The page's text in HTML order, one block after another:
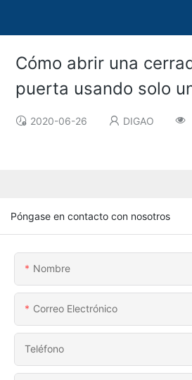
Cómo abrir una
puerta usando solo
2020-06-26 DIGAO
Póngase en contacto con nosotros
Nombre
Correo Electrónico
Teléfono